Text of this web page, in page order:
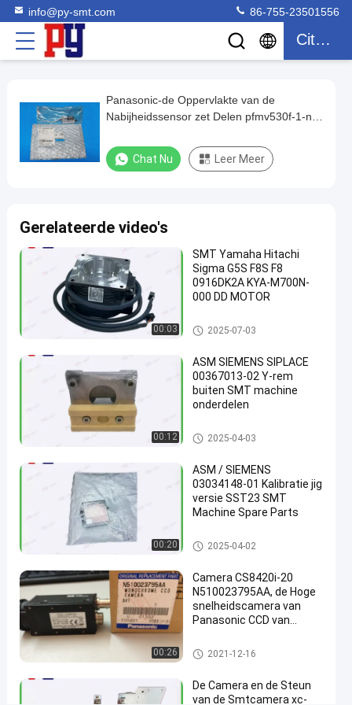
info@py-smt.com 86-755-23501556
Citaat
Panasonic-
de
Oppervlakte
zet
Delen
pfmv530f-
N510068515AA
2021-
12-16
74
Meningen
druksensor
de
oppervlakte
zet
componenten
op
#
kic
thermische
Panasonic-de Oppervlakte van de
Nabijheidssensor zet Delen pfmv530f-1-n-
Chat Nu Leer Meer
Gerelateerde video's
00:03
SMT Yamaha Hitachi
Sigma G5S F8S F8
0916DK2A KYA-M700N-
000 DD MOTOR
de oppervlakte zet delen op
2025-07-03
00:12
ASM SIEMENS SIPLACE
00367013-02 Y-rem
buiten SMT machine
onderdelen
de oppervlakte zet delen op
2025-04-03
00:20
ASM / SIEMENS
03034148-01 Kalibratie jig
versie SST23 SMT
Machine Spare Parts
de oppervlakte zet delen op
2025-04-02
00:26
Camera CS8420i-20
N510023795AA, de Hoge
snelheidscamera van
Panasonic CCD van
de oppervlakte zet delen op
2021-12-16
De Camera en de Steun
van de Smtcamera xc-